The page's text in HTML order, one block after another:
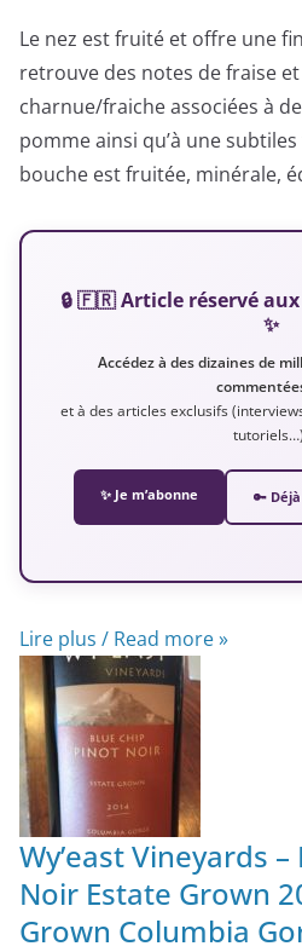
Le nez est fruité et offre une
retrouve des notes de fraise
charnue/fraiche associées à
pomme ainsi qu’à une
bouche est fruitée, minérale,
🔒 🇫🇷 Article réservé
✨
Accédez à des dizaines de
et à des articles exclusifs
✨ Je m’abonne 🔑
Lire plus / Read more »
Wy’east Vineyards
Noir Estate Grown
Grown Columbia